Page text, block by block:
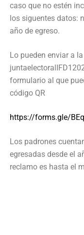
caso que no estén
los siguentes datos:
año de egreso.
Lo pueden enviar a
formulario al que
código QR
https://forms.gle/
Los padrones
egresadas desde el
reclamo es hasta el